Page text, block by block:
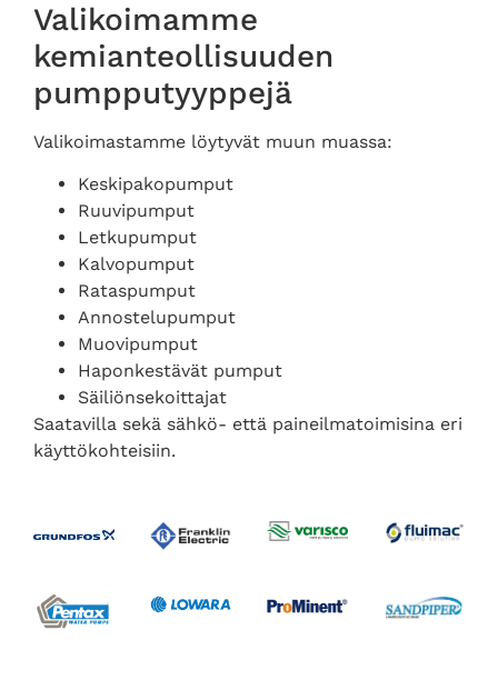
Valikoimamme
kemianteollisuuden
pumpputyyppejä
Valikoimastamme löytyvät muun muassa:
Keskipakopumput
Ruuvipumput
Letkupumput
Kalvopumput
Rataspumput
Annostelupumput
Muovipumput
Haponkestävät pumput
Säiliönsekoittajat
Saatavilla sekä sähkö- että paineilmatoimisina eri
käyttökohteisiin.